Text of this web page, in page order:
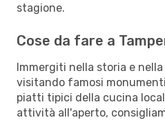
stagione.
Cose da fare a
Immergiti nella storia e
visitando famosi
piatti tipici della cucina
attività all'aperto,